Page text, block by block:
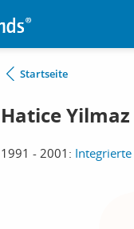
Startseite
Hatice
1991 - 2001: Integrierte